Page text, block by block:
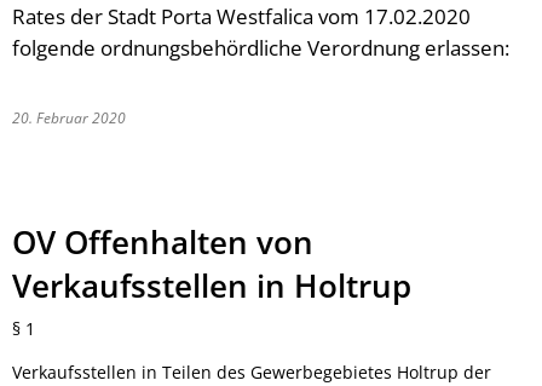
Rates der Stadt Porta Westfalica vom 17.02.2020
folgende ordnungsbehördliche Verordnung erlassen:
20. Februar 2020
OV Offenhalten von
Verkaufsstellen in Holtrup
§ 1
Verkaufsstellen in Teilen des Gewerbegebietes Holtrup der